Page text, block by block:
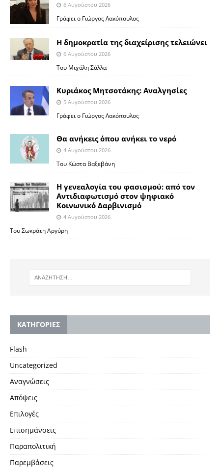
6 Αυγούστου 2026
Γράφει ο Γιώργος Λακόπουλος
Η δημοκρατία της διαχείρισης τελειώνει
6 Αυγούστου 2026
Του Μιχάλη Σάλλα
Κυριάκος Μητσοτάκης: Αναλγησίες
5 Αυγούστου 2026
Γράφει ο Γιώργος Λακόπουλος
Θα ανήκεις όπου ανήκει το νερό
4 Αυγούστου 2026
Του Κώστα Βαξεβάνη
Η γενεαλογία του φασισμού: από τον
Αντιδιαφωτισμό στον ψηφιακό
Κοινωνικό Δαρβινισμό
4 Αυγούστου 2026
Του Σωκράτη Αργύρη
KΑΤΗΓΟΡΙΕΣ
Flash
Uncategorized
Αναγνώσεις
Απόψεις
Επιλογές
Επισημάνσεις
Παραπολιτική
Παρεμβάσεις